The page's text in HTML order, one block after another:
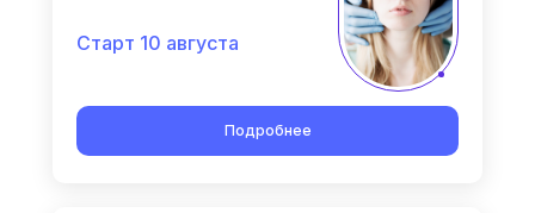
Старт 10 августа
Подробнее